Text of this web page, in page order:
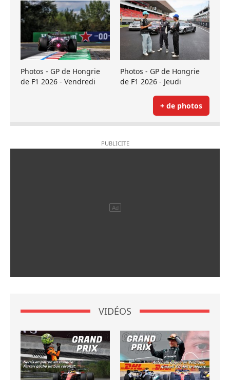
Photos - GP de Hongrie
de F1 2026 - Vendredi
Photos - GP de Hongrie
de F1 2026 - Jeudi
+ de photos
VIDÉOS